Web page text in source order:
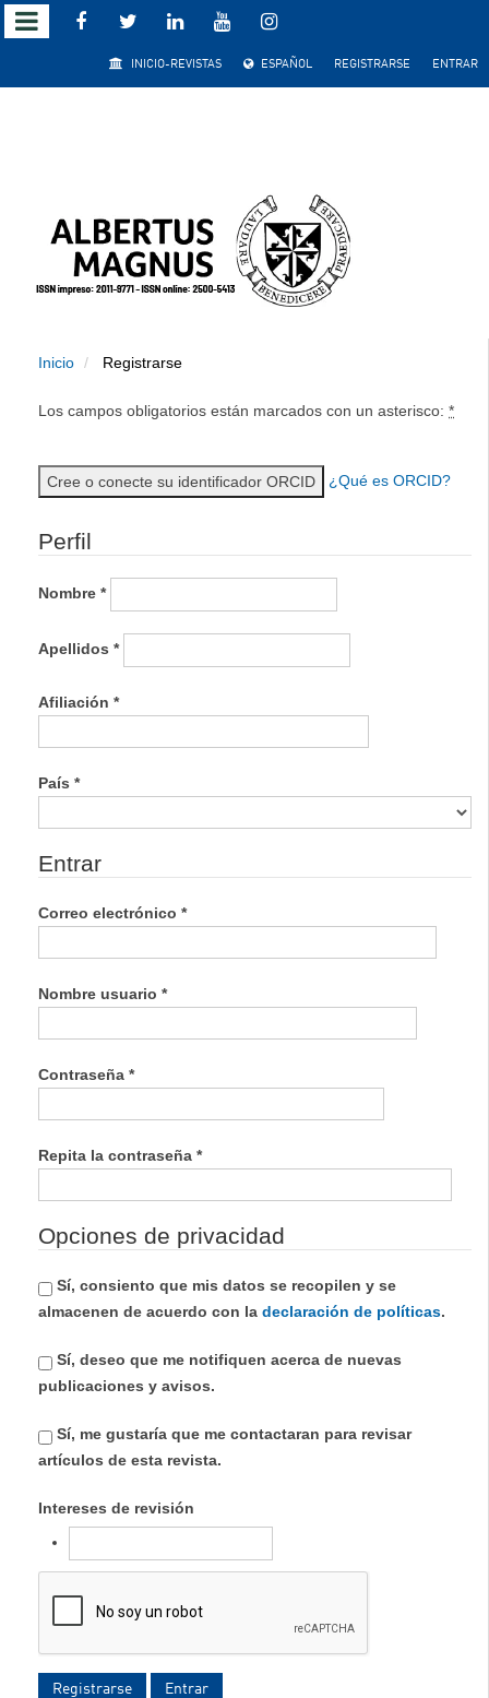
Salto
rápido
Navegación
Barra
INICIO-REVISTAS ESPAÑOL REGISTRARSE ENTRAR
Inicio Registrarse
Los campos obligatorios están marcados con un asterisco: *
Cree o conecte su identificador ORCID ¿Qué es ORCID?
Perfil
Nombre *
Apellidos *
Afiliación *
País *
Entrar
Correo electrónico *
Nombre usuario *
Contraseña *
Repita la contraseña *
Opciones de privacidad
almacenen de acuerdo con la declaración de políticas.
publicaciones y avisos.
artículos de esta revista.
Intereses de revisión
Registrarse Entrar